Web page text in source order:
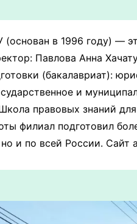
в 1996 году) —
Павлова Анна
(бакалавриат):
и
правовых знаний
филиал подготовил
и по всей России. Сайт